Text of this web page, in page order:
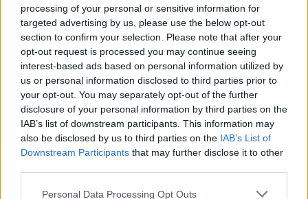
processing of your personal or sensitive information for
targeted advertising by us, please use the below opt-out
section to confirm your selection. Please note that after your
opt-out request is processed you may continue seeing
interest-based ads based on personal information utilized by
us or personal information disclosed to third parties prior to
your opt-out. You may separately opt-out of the further
disclosure of your personal information by third parties on the
IAB’s list of downstream participants. This information may
also be disclosed by us to third parties on the IAB’s List of
Downstream Participants that may further disclose it to other
Personal Data Processing Opt Outs